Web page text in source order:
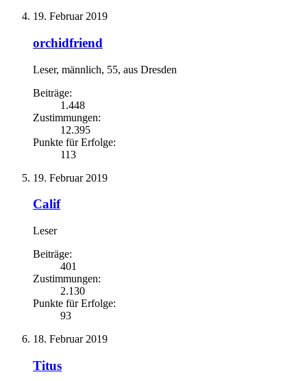
19. Februar 2019
orchidfriend
Leser, männlich, 55, aus Dresden
Beiträge:
1.448
Zustimmungen:
12.395
Punkte für Erfolge:
113
19. Februar 2019
Calif
Leser
Beiträge:
401
Zustimmungen:
2.130
Punkte für Erfolge:
93
18. Februar 2019
Titus